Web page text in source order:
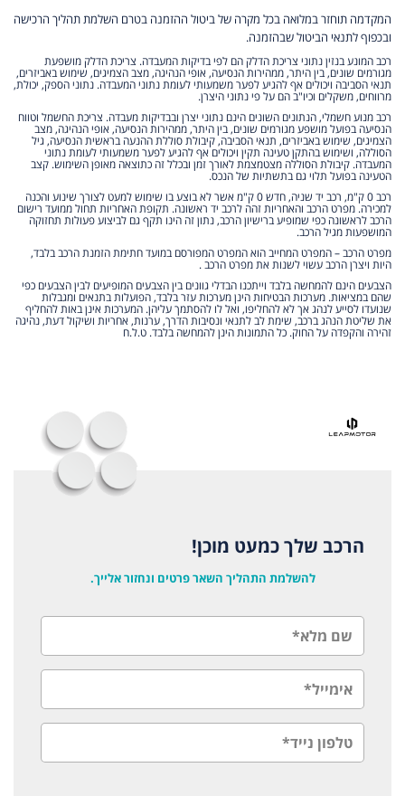
המקדמה תוחזר במלואה בכל מקרה של ביטול ההזמנה בטרם השלמת תהליך הרכישה
ובכפוף לתנאי הביטול שבהזמנה.
רכב המונע בנזין נתוני צריכת הדלק הם לפי בדיקות המעבדה. צריכת הדלק מושפעת
מגורמים שונים, בין היתר, ממהירות הנסיעה, אופי הנהיגה, מצב הצמיגים, שימוש באביזרים,
תנאי הסביבה ויכולים אף להגיע לפער משמעותי לעומת נתוני המעבדה. נתוני הספק, יכולת,
מרווחים, משקלים וכיו"ב הם על פי נתוני היצרן.
רכב מנוע חשמלי, הנתונים השונים הינם נתוני יצרן ובבדיקות מעבדה. צריכת החשמל וטווח
הנסיעה בפועל מושפע מגורמים שונים, בין היתר, ממהירות הנסיעה, אופי הנהיגה, מצב
הצמיגים, שימוש באביזרים, תנאי הסביבה, קיבולת סוללת ההנעה בראשית הנסיעה, גיל
הסוללה, ושימוש בהתקן טעינה תקין ויכולים אף להגיע לפער משמעותי לעומת נתוני
המעבדה. קיבולת הסוללה מצטמצמת לאורך זמן ובכלל זה כתוצאה מאופן השימוש. קצב
הטעינה בפועל תלוי גם בתשתיות של הנכס.
רכב 0 ק"מ, רכב יד שניה, חדש 0 ק"מ אשר לא בוצע בו שימוש למעט לצורך שינוע והכנה
למכירה. מפרט הרכב והאחריות זהה לרכב יד ראשונה. תקופת האחריות תחול ממועד רישום
הרכב לראשונה כפי שמופיע ברישיון הרכב, נתון זה הינו תקף גם לביצוע פעולות תחזוקה
המושפעות מגיל הרכב.
מפרט הרכב – המפרט המחייב הוא המפרט המפורסם במועד חתימת הזמנת הרכב בלבד,
היות ויצרן הרכב עשוי לשנות את מפרט הרכב .
הצבעים הינם להמחשה בלבד וייתכנו הבדלי גוונים בין הצבעים המופיעים לבין הצבעים כפי
שהם במציאות. מערכות הבטיחות הינן מערכות עזר בלבד, הפועלות בתנאים ומגבלות
שנועדו לסייע לנהג אך לא להחליפו, ואל לו להסתמך עליהן. המערכות אינן באות להחליף
את שליטת הנהג ברכב, שימת לב לתנאי ונסיבות הדרך, ערנות, אחריות ושיקול דעת, נהיגה
זהירה והקפדה על החוק. כל התמונות הינן להמחשה בלבד. ט.ל.ח
הרכב שלך כמעט מוכן!
להשלמת התהליך השאר פרטים ונחזור אלייך.